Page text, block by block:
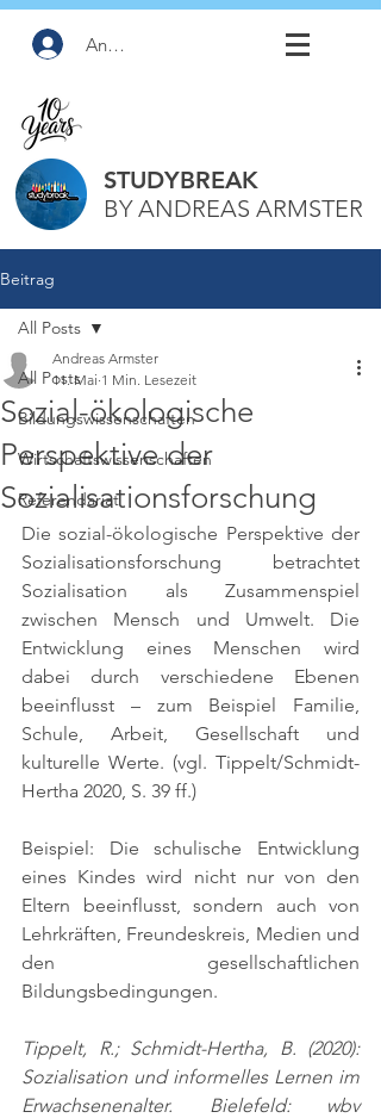
Anmelden
STUDYBREAK
BY ANDREAS ARMSTER
Beitrag
All Posts
Bildungswissenschaften
Wirtschaftswissenschaften
Referendariat
All Posts
Sozial-ökologische
Perspektive der
Sozialisationsforschung
Andreas Armster
11. Mai 1 Min. Lesezeit
Die sozial-ökologische Perspektive der
Sozialisationsforschung betrachtet
Sozialisation als Zusammenspiel
zwischen Mensch und Umwelt. Die
Entwicklung eines Menschen wird
dabei durch verschiedene Ebenen
beeinflusst – zum Beispiel Familie,
Schule, Arbeit, Gesellschaft und
kulturelle Werte. (vgl. Tippelt/Schmidt-
Hertha 2020, S. 39 ff.)
Beispiel: Die schulische Entwicklung
eines Kindes wird nicht nur von den
Eltern beeinflusst, sondern auch von
Lehrkräften, Freundeskreis, Medien und
den gesellschaftlichen
Bildungsbedingungen.
Tippelt, R.; Schmidt-Hertha, B. (2020):
Sozialisation und informelles Lernen im
Erwachsenenalter. Bielefeld: wbv